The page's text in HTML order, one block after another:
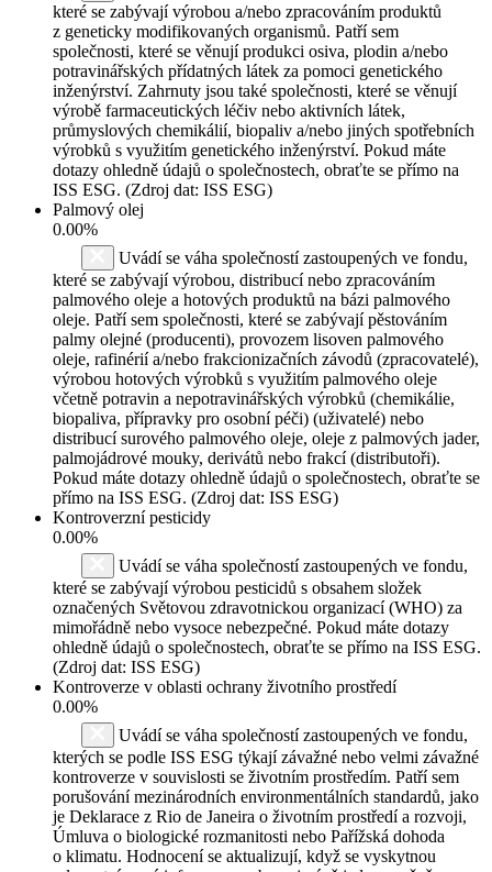
které se zabývají výrobou a/nebo zpracováním produktů
z geneticky modifikovaných organismů. Patří sem
společnosti, které se věnují produkci osiva, plodin a/nebo
potravinářských přídatných látek za pomoci genetického
inženýrství. Zahrnuty jsou také společnosti, které se věnují
výrobě farmaceutických léčiv nebo aktivních látek,
průmyslových chemikálií, biopaliv a/nebo jiných spotřebních
výrobků s využitím genetického inženýrství. Pokud máte
dotazy ohledně údajů o společnostech, obraťte se přímo na
ISS ESG. (Zdroj dat: ISS ESG)
Palmový olej
0.00%
Uvádí se váha společností zastoupených ve fondu,
které se zabývají výrobou, distribucí nebo zpracováním
palmového oleje a hotových produktů na bázi palmového
oleje. Patří sem společnosti, které se zabývají pěstováním
palmy olejné (producenti), provozem lisoven palmového
oleje, rafinérií a/nebo frakcionizačních závodů (zpracovatelé),
výrobou hotových výrobků s využitím palmového oleje
včetně potravin a nepotravinářských výrobků (chemikálie,
biopaliva, přípravky pro osobní péči) (uživatelé) nebo
distribucí surového palmového oleje, oleje z palmových jader,
palmojádrové mouky, derivátů nebo frakcí (distributoři).
Pokud máte dotazy ohledně údajů o společnostech, obraťte se
přímo na ISS ESG. (Zdroj dat: ISS ESG)
Kontroverzní pesticidy
0.00%
Uvádí se váha společností zastoupených ve fondu,
které se zabývají výrobou pesticidů s obsahem složek
označených Světovou zdravotnickou organizací (WHO) za
mimořádně nebo vysoce nebezpečné. Pokud máte dotazy
ohledně údajů o společnostech, obraťte se přímo na ISS ESG.
(Zdroj dat: ISS ESG)
Kontroverze v oblasti ochrany životního prostředí
0.00%
Uvádí se váha společností zastoupených ve fondu,
kterých se podle ISS ESG týkají závažné nebo velmi závažné
kontroverze v souvislosti se životním prostředím. Patří sem
porušování mezinárodních environmentálních standardů, jako
je Deklarace z Rio de Janeira o životním prostředí a rozvoji,
Úmluva o biologické rozmanitosti nebo Pařížská dohoda
o klimatu. Hodnocení se aktualizují, když se vyskytnou